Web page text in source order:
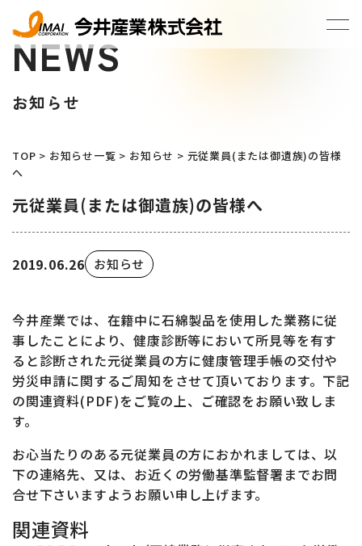
NEWS
お知らせ
TOP > お知らせ一覧 > お知らせ > 元従業員(または御遺族)の皆様
へ
元従業員(または御遺族)の皆様へ
2019.06.26 お知らせ
今井産業では、在籍中に石綿製品を使用した業務に従
事したことにより、健康診断等において所見等を有す
ると診断された元従業員の方に健康管理手帳の交付や
労災申請に関するご周知をさせて頂いております。下記
の関連資料(PDF)をご覧の上、ご確認をお願い致しま
す。
お心当たりのある元従業員の方におかれましては、以
下の連絡先、又は、お近くの労働基準監督署までお問
合せ下さいますようお願い申し上げます。
関連資料